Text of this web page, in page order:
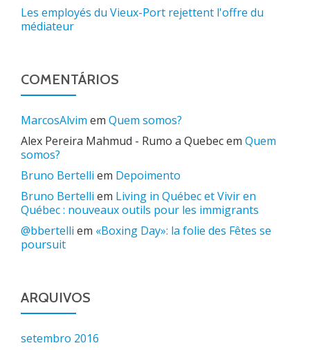
Les employés du Vieux-Port rejettent l'offre du
médiateur
COMENTÁRIOS
MarcosAlvim em Quem somos?
Alex Pereira Mahmud - Rumo a Quebecem Quem
somos?
Bruno Bertelli em Depoimento
Bruno Bertelli em Living in Québec et Vivir en
Québec : nouveaux outils pour les immigrants
@bbertelli em «Boxing Day»: la folie des Fêtes se
poursuit
ARQUIVOS
setembro 2016